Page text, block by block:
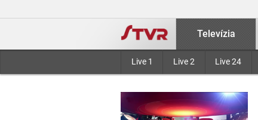
Televízia
Live 1 Live 2 Live 24